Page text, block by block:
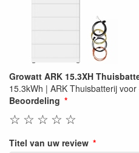
Growatt ARK 15.3XH
15.3kWh | ARK Thuisbatterij
Beoordeling
☆
☆
☆
☆
☆
Titel van uw review